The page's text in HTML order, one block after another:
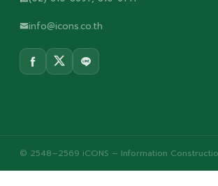
info@icons.co.th
© 2548–2569 iCONS – Information